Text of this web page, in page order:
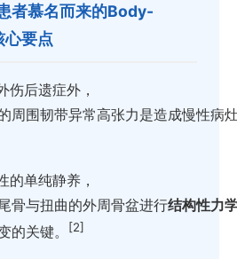
者慕名而来的Body-
要点
伤后遗症外，
周围韧带异常高张力是造成慢性病
的单纯静养，
骨与扭曲的外周骨盆进行结构性力
的关键。
[2]